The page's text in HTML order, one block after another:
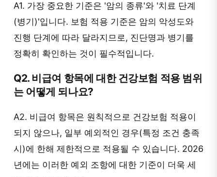
A1. 가장 중요한 기준은 '암의 종류'와 '치료 단계
(병기)'입니다. 보험 적용 기준은 암의 악성도와
진행 단계에 따라 달라지므로, 진단명과 병기를
정확히 확인하는 것이 필수적입니다.
Q2. 비급여 항목에 대한 건강보험 적용 범위
는 어떻게 되나요?
A2. 비급여 항목은 원칙적으로 건강보험 적용이
되지 않으나, 일부 예외적인 경우(특정 조건 충족
시)에 한해 제한적으로 적용될 수 있습니다. 2026
년에는 이러한 예외 조항에 대한 기준이 더욱 세